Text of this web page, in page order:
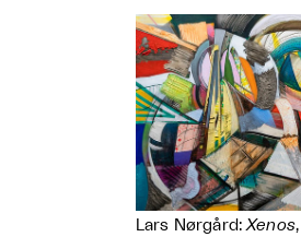
Lars Nørgård:Xenos